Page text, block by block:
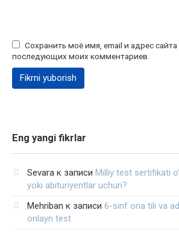
Сохранить моё имя, email и адрес
последующих моих комментариев.
Eng yangi fikrlar
Sevara к записи Milliy test sertifikati
yoki abituriyentlar uchun?
Mehriban к записи 6-sinf ona tili va
onlayn test